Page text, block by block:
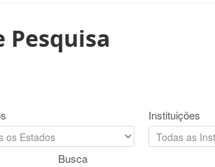
Pesquisa
Instituições
Busca